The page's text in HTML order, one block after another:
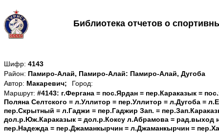
Библиотека отчетов о
Шифр: 4143
Район: Памиро-Алай, Памиро-Алай: Памиро-Алай, Дугоба
Автор: Макаревич;
Город:
Маршрут: #4143: г.Фергана = пос.Ярдан = пер.Караказык =
Поляна Селтского = л.Уллитор = пер.Уллитор = л.Дугоба =
пер.Скрытный = л.Гаджи = пер.Гаджир Зап. =
дол.р.Юж.Караказык = дол.р.Коксу л.Абрамова = рад.выход
пер.Надежда = пер.Джаманкырчин = л.Джаманкырчин =